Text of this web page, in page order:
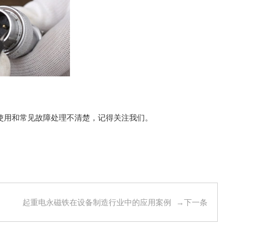
和常见故障处理不清楚，记得关注我们。
→下一条
起重电永磁铁在设备制造行业中的应用案例